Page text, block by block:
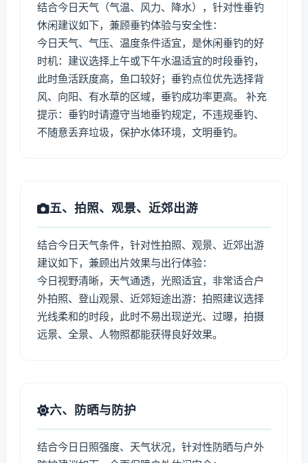
结合今日天气（气温、风力、降水），针对性垂钓
休闲建议如下，兼顾垂钓体验与安全性：
今日天气、气压、温度条件适宜，是休闲垂钓的好
时机：建议选择上午或下午水温适宜的时段垂钓，
此时鱼活跃度高，鱼口较好；垂钓点位优先选择背
风、向阳、有水草的区域，垂钓成功率更高。 补充
提示：垂钓时请遵守当地垂钓规定，不违规垂钓、
不随意丢弃垃圾，保护水体环境，文明垂钓。
五、拍照、观景、近郊出游
结合今日天气条件，针对性拍照、观景、近郊出游
建议如下，兼顾出片效果与出行体验：
今日视野清晰，天气通透，光照适宜，非常适合户
外拍照、登山观景、近郊短途出游：拍照建议选择
光线柔和的时段，此时不易出现逆光、过曝，拍摄
远景、全景、人物照都能获得良好效果。
六、防晒与防护
结合今日日照强度、天气状况，针对性防晒与户外